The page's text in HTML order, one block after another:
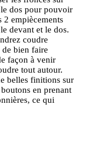
dos pour pouvoir
2 empiècements
devant et le dos.
coudre
bien faire
façon à venir
tout autour.
belles finitions sur
en prenant
ce qui